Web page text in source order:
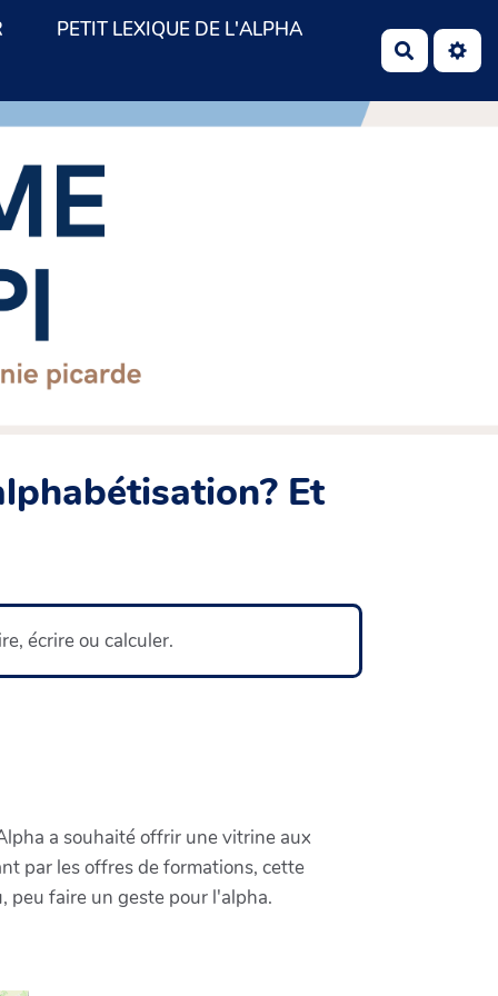
PETIT LEXIQUE DE L'ALPHA
Et
écrire ou calculer.
a souhaité offrir une vitrine aux
par les offres de formations, cette
peu faire un geste pour l'alpha.